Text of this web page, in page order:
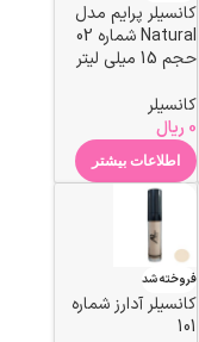
کانسیلر پرایم مدل
Natural شماره 02
حجم 15 میلی لیتر
کانسیلر
0 ریال
اطلاعات بیشتر
فروخته شد
کانسیلر آدارز شماره
101